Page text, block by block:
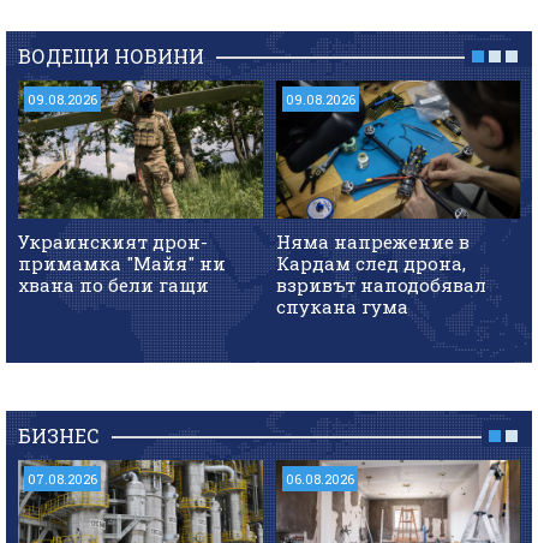
ВОДЕЩИ НОВИНИ
09.08.2026
Украинският дрон-
примамка "Майя" ни
хвана по бели гащи
09.08.2026
Няма напрежение в
Кардам след дрона,
взривът наподобявал
спукана гума
БИЗНЕС
07.08.2026 06.08.2026